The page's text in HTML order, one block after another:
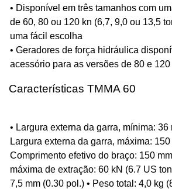
• Disponível em três tamanhos com
de 60, 80 ou 120 kn (6,7, 9,0 ou 13,5
uma fácil escolha
• Geradores de força hidráulica
acessório para as versões de 80 e 120
Características TMMA 60
• Largura externa da garra, mínima: 36
Largura externa da garra, máxima: 150
Comprimento efetivo do braço: 150
máxima de extração: 60 kN (6.7 US
7,5 mm (0.30 pol.) • Peso total: 4,0 kg